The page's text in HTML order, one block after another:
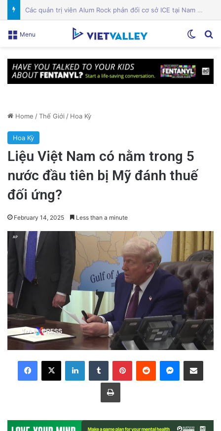
Công an Siết Chặt Quản Lý Người Dùng Mạng Xã Hội: Nhận Diện ‘Phản Động’ Theo Quan Điểm Đảng Cộng Sản Việt Nam
Menu
Home /Thế Giới / Hoa Kỳ
Hoa Kỳ
Liệu Việt Nam có nằm trong 5
nước đầu tiên bị Mỹ đánh thuế
đối ứng?
February 14, 2025 Less than a minute
LinkedInTumblr PinterestReddit Messenger
Share via Email
Print